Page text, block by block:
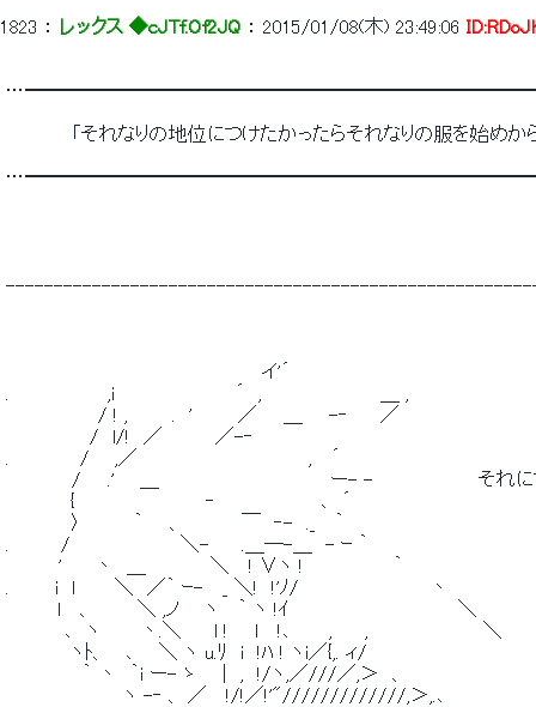
1823 ： レックス ◆cJTf.Of2JQ ： 2015/01/08(木) 23:49:06
「それなりの地位につけたかったらそれなりの服を始めから
イ'´
.　　　　　　　 ,i 　 　 　 　 　 　 ´　,　　　　　　　　　＿ ,
/ ! , 　 　 .　'　　　 ／　　＿　　-‐　　 ／
/　l/!　／　　　　／-‐
.　　 　 　 / 　 ,／　　　　　　　　　　　　　,　 ´
/　　.' 　 ＿　　　　　　　　　　　　　ー- -　　　　　　　　そ
{　　　　　　　　 　 ‐　　　　　　　　､　´
〉　　　　｀　　、　　　　 ￣　‐-　._　 ｀
.　　 　 /　　　　　 　 　 ＼-　　 .＿―-＿　- ｰ ｀
'　　 丶　＿　　　 　 ＼　 ! ∨ヽ !　　 　 　 　 ｀
.　　　 i　l　　　＼　／｀ ｰ-　 _ ＼!　!'ﾉ/　　　　　　　　 　 丶
l　 、 　 　 ＼ ,ノ 　 ヽ　 ｀ ヽ !ｲ　　　　　　　　 　 　 　 ＼
､　ヽ　　　丶.＼　　 l !　　l　 !､　 　 ,　　 ,　 　 　 　 　 　 ＼
ヽﾄ、 　､ 　 ＼ ヽ u.ﾘ　i　!ﾊ ! ヽi／{,. ィ/
｀ 丶　｀i ー- ゝ 　 |　,　!/ヽ,／///／,＞　、　　　　　　　　　
ヽ -‐ 、 ／　 !/!／!'"/////////////,＞,.､ 　 　 　 　